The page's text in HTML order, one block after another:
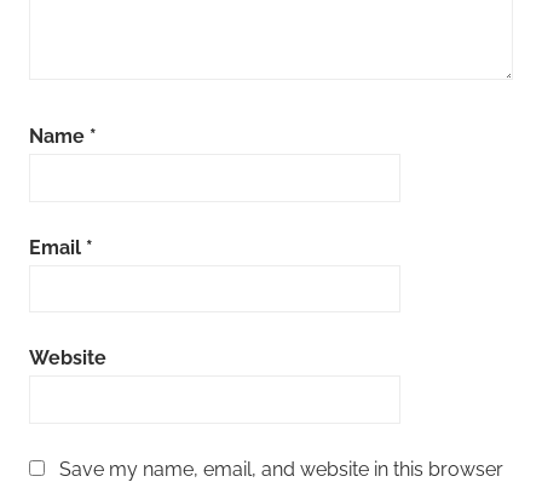
Name *
Email *
Website
Save my name, email, and website in this browser